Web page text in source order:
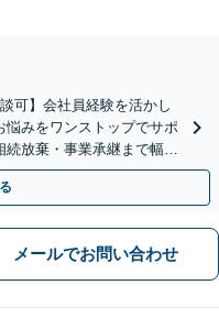
可】会社員経験を活かし
みをワンストップでサポ
放棄・事業承継まで幅広
メールでお問い合わせ